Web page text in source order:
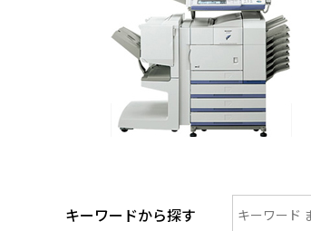
キーワードから探す